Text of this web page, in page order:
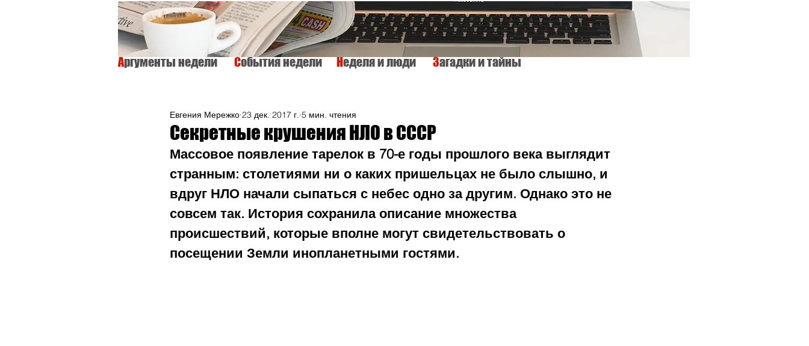
Аргументы неделиСобытия неделиНеделя и людиЗагадки и тайны
Секретные крушения НЛО в СССР
Евгения Мережко 23 дек. 2017 г. 5 мин. чтения
Массовое появление тарелок в 70-е годы прошлого века выглядит
странным: столетиями ни о каких пришельцах не было слышно, и
вдруг НЛО начали сыпаться с небес одно за другим. Однако это не
совсем так. История сохранила описание множества
происшествий, которые вполне могут свидетельствовать о
посещении Земли инопланетными гостями.